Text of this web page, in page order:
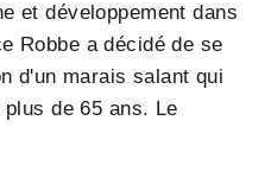
et développement dans
Robbe a décidé de se
d'un marais salant qui
de 65 ans. Le